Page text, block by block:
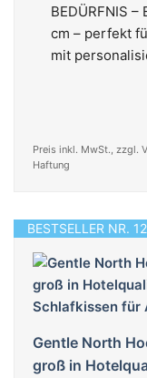
BEDÜRFNIS
cm – perfekt
mit
Preis inkl. MwSt., zzgl.
Haftung
BESTSELLER NR. 12
Gentle North
groß in